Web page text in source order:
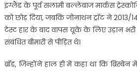
इंग्लैंड के पूर्व सलामी बल्लेबाज मार्कस
को छोड़ दिया, जबकि जोनाथन ट्रॉट ने
टेस्ट हार के बाद वापस यूके के लिए उड़ान
संबंधित बीमारी से पीड़ित थे।
ब्रॉड, जिन्होंने हाल ही में कहा था कि